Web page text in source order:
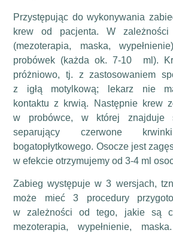
Przystępując do wykonywania
krew od pacjenta. W
(mezoterapia, maska,
probówek (każda ok. 7-10 ml).
próżniowo, tj. z zastosowaniem
z igłą motylkową; lekarz nie
kontaktu z krwią. Następnie krew
w probówce, w której znajduje
separujący czerwone
bogatopłytkowego. Osocze jest
w efekcie otrzymujemy od 3-4 ml
Zabieg występuje w 3 wersjach,
może mieć 3 procedury
w zależności od tego, jakie są
mezoterapia, wypełnienie,